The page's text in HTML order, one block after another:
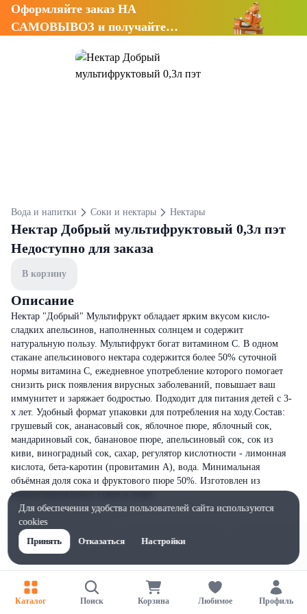
Оформляйте заказ НА
САМОВЫВОЗ и получайте
Вода и напитки Соки и нектары Нектары
Нектар Добрый мультифруктовый 0,3л пэт
Недоступно для заказа
В корзину
Описание
Нектар "Добрый" Мультифрукт обладает ярким вкусом кисло-
сладких апельсинов, наполненных солнцем и содержит
натуральную пользу. Мультифрукт богат витамином С. В одном
стакане апельсинового нектара содержится более 50% суточной
нормы витамина С, ежедневное употребление которого помогает
снизить риск появления вирусных заболеваний, повышает ваш
иммунитет и заряжает бодростью. Подходит для питания детей с 3-
х лет. Удобный формат упаковки для потребления на ходу.Состав:
грушевый сок, ананасовый сок, яблочное пюре, яблочный сок,
мандариновый сок, банановое пюре, апельсиновый сок, сок из
киви, виноградный сок, сахар, регулятор кислотности - лимонная
кислота, бета-каротин (провитамин А), вода. Минимальная
объёмная доля сока и фруктового пюре 50%. Изготовлен из
концентрированных соков и пюре.
Каталог Поиск Корзина Любимое Профиль
Для обеспечения удобства пользователей сайта используются
cookies
Принять
Отказаться Настройки